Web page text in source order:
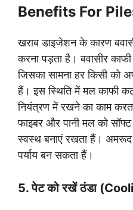
Benefits For
खराब डाइजेशन के कारण
करना पड़ता है। बवासीर काफी
जिसका सामना हर किसी को
हैं। इस स्थिति में मल काफी
नियंत्रण में रखने का काम
फाइबर और पानी मल को
स्वस्थ बनाएं रखता हैं। अमरूद
पर्याय बन सकता हैं।
5. पेट को रखें ठंडा